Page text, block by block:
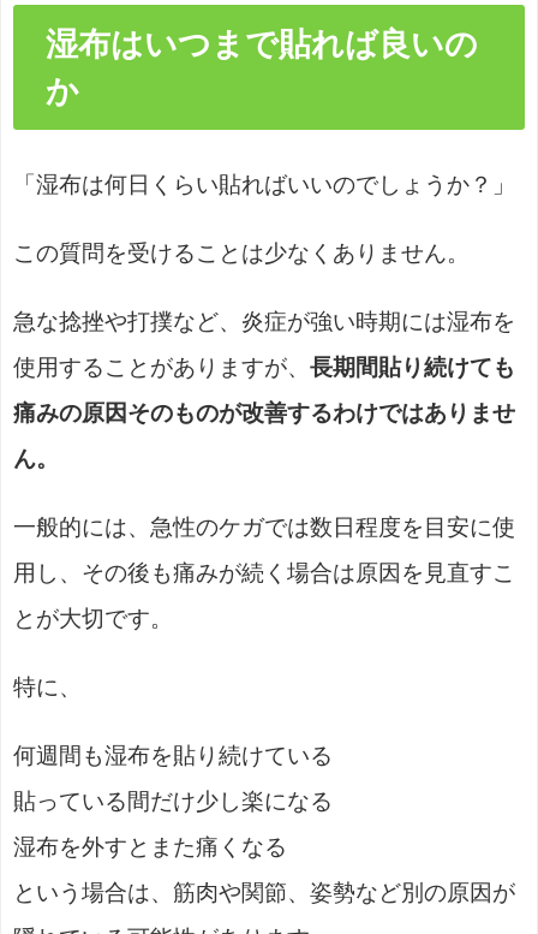
湿布はいつまで貼れば良いの
か
「湿布は何日くらい貼ればいいのでしょうか？」
この質問を受けることは少なくありません。
急な捻挫や打撲など、炎症が強い時期には湿布を
使用することがありますが、 長期間貼り続けても
痛みの原因そのものが改善するわけではありませ
ん。
一般的には、急性のケガでは数日程度を目安に使
用し、その後も痛みが続く場合は原因を見直すこ
とが大切です。
特に、
何週間も湿布を貼り続けている
貼っている間だけ少し楽になる
湿布を外すとまた痛くなる
という場合は、筋肉や関節、姿勢など別の原因が